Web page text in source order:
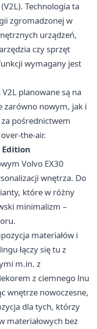
Technologia ta
zgromadzonej w
urządzeń,
czy sprzęt
wymagany jest
planowane są na
zarówno nowym, jak i
pośrednictwem
the-air.
Volvo EX30
wnętrza. Do
które w różny
minimalizm –
materiałów i
łączy się tu z
m.in. z
z ciemnego lnu
wnętrze nowoczesne,
dla tych, którzy
materiałowych bez